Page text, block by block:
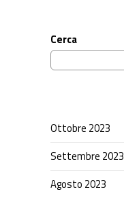
Cerca
Ottobre 2023
Settembre 2023
Agosto 2023